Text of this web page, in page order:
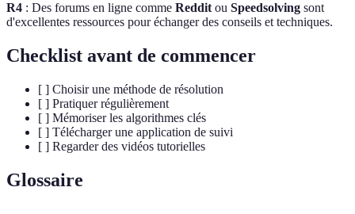
R4 : Des forums en ligne comme Reddit ou Speedsolving sont
d'excellentes ressources pour échanger des conseils et techniques.
Checklist avant de commencer
[ ] Choisir une méthode de résolution
[ ] Pratiquer régulièrement
[ ] Mémoriser les algorithmes clés
[ ] Télécharger une application de suivi
[ ] Regarder des vidéos tutorielles
Glossaire